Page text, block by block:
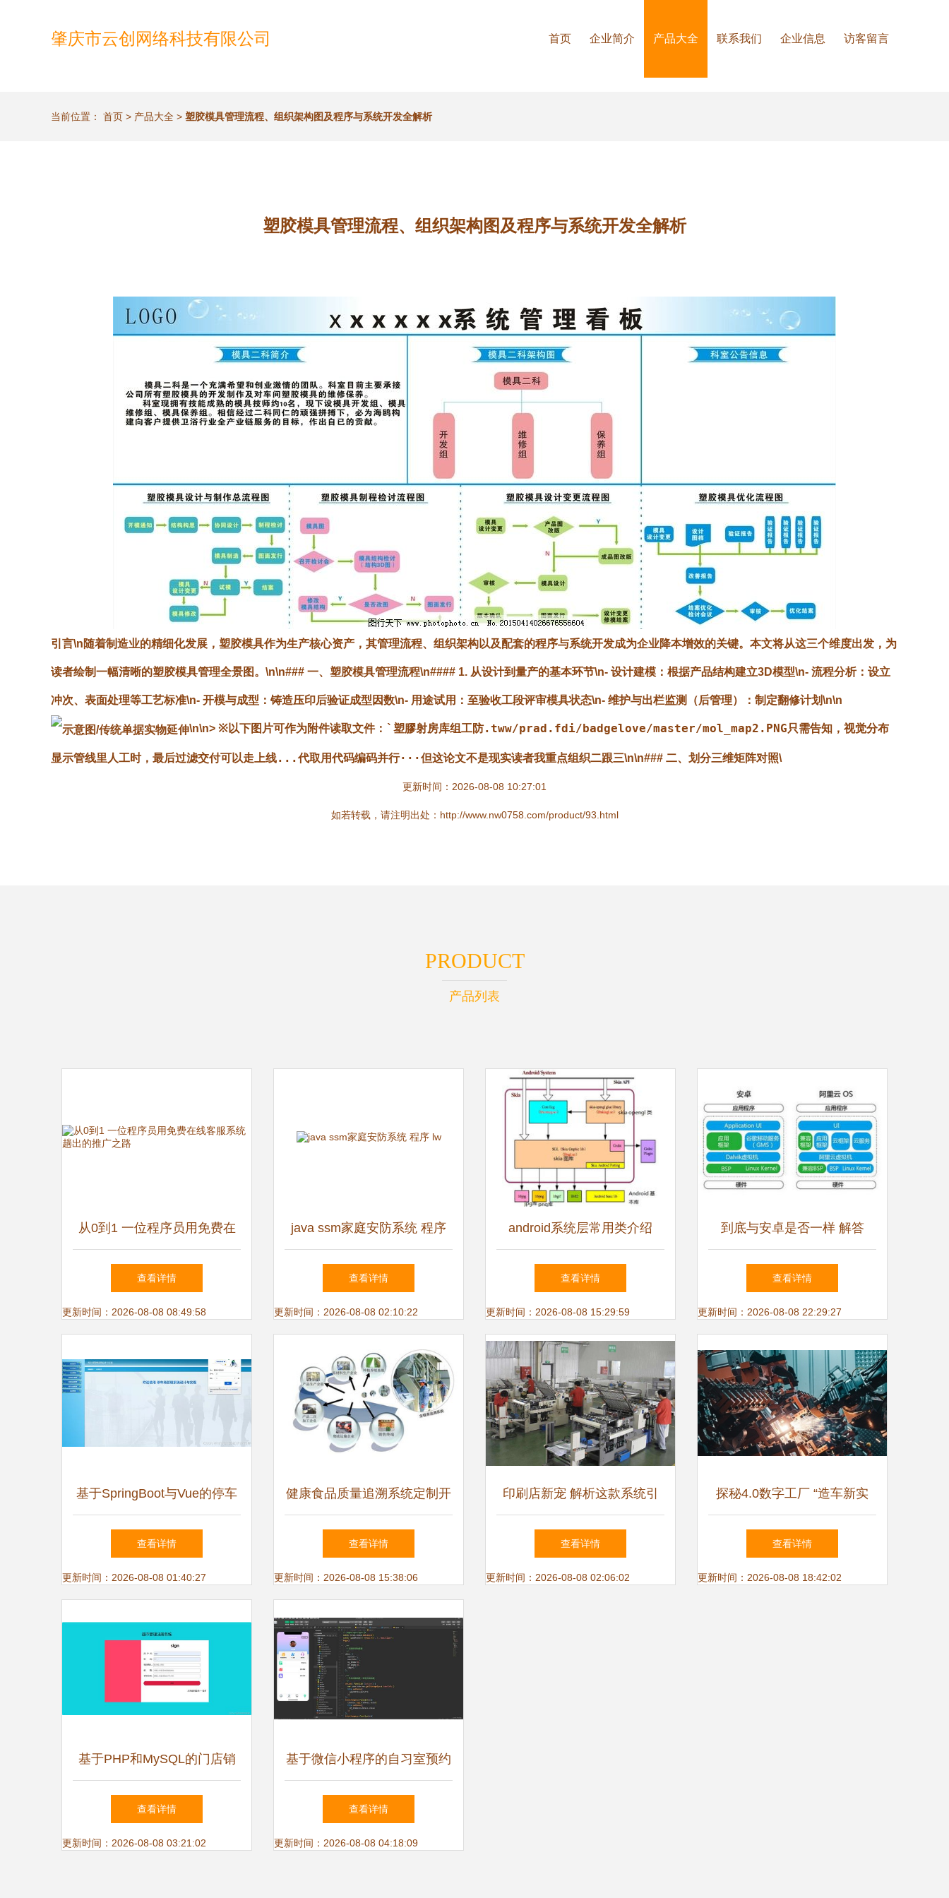
肇庆市云创网络科技有限公司 首页 企业简介 产品大全 联系我们 企业信息 访客留言
当前位置： 首页 > 产品大全 > 塑胶模具管理流程、组织架构图及程序与系统开发全解析
塑胶模具管理流程、组织架构图及程序与系统开发全解析
引言\n随着制造业的精细化发展，塑胶模具作为生产核心资产，其管理流程、组织架构以及配套的程序与系统开发成为企业降本增效的关键。本文将从这三个维度出发，为
读者绘制一幅清晰的塑胶模具管理全景图。\n\n### 一、塑胶模具管理流程\n#### 1. 从设计到量产的基本环节\n- 设计建模 ：根据产品结构建立3D模型\n- 流程分析：设立
冲次、表面处理等工艺标准\n- 开模与成型 ：铸造压印后验证成型因数\n- 用途试用 ：至验收工段评审模具状态\n- 维护与出栏监测（后管理） ：制定翻修计划\n\n
\n\n> ※以下图片可作为附件读取文件： `塑膠射房库组工防.tww/prad.fdi/badgelove/master/mol_map2.PNG只需告知，视觉分布
显示管线里人工时，最后过滤交付可以走上线...代取用代码编码并行···但这论文不是现实读者我重点组织二跟三\n\n### 二、划分三维矩阵对照\
更新时间：2026-08-08 10:27:01
如若转载，请注明出处：http://www.nw0758.com/product/93.html
PRODUCT
产品列表
从0到1 一位程序员用免费在
线客服系统趟出的推广之路
查看详情
更新时间：2026-08-08 08:49:58
java ssm家庭安防系统 程序
lw
查看详情
更新时间：2026-08-08 02:10:22
android系统层常用类介绍
查看详情
更新时间：2026-08-08 15:29:59
到底与安卓是否一样 解答
yunos的三大疑问
查看详情
更新时间：2026-08-08 22:29:27
基于SpringBoot与Vue的停车
场管理系统设计与实现
查看详情
更新时间：2026-08-08 01:40:27
健康食品质量追溯系统定制开
发 从程序到系统的全流程解
析
查看详情
更新时间：2026-08-08 15:38:06
印刷店新宠 解析这款系统引
言的特别之处
查看详情
更新时间：2026-08-08 02:06:02
探秘4.0数字工厂 “造车新实
力”岚图有何不同？——程序
与系统开发的视角
查看详情
更新时间：2026-08-08 18:42:02
基于PHP和MySQL的门店销
售系统设计与实现——从开发
到毕业论文全流程解析
查看详情
更新时间：2026-08-08 03:21:02
基于微信小程序的自习室预约
系统的设计与实现
查看详情
更新时间：2026-08-08 04:18:09